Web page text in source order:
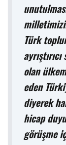
Türk
olan
eden
diyerek
hicap
görüşme